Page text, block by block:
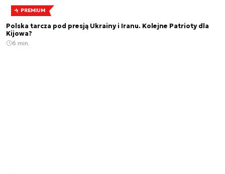
PREMIUM
Polska tarcza pod presją Ukrainy i Iranu. Kolejne Patrioty dla
Kijowa?
6 min.